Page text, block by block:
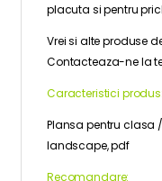
placuta si pentru
Vrei si alte produse
Contacteaza-ne la
Caracteristici produs:
Plansa pentru clasa
landscape, pdf
Recomandare: